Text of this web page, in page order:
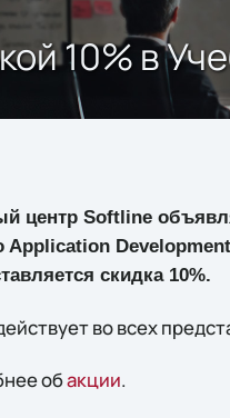
10% в
центр Softline
Application
скидка 10%.
во всех
обакции.